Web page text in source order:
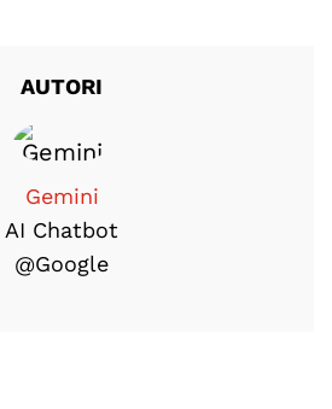
AUTORI
Gemini
AI Chatbot
@Google